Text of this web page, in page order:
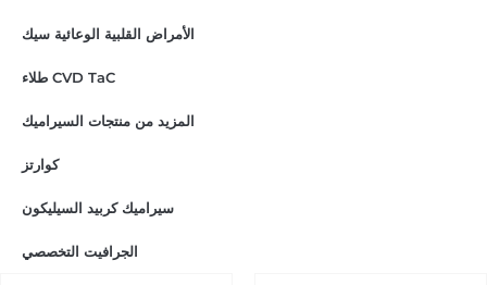
الأمراض القلبية الوعائية سيك
طلاء CVD TaC
المزيد من منتجات السيراميك
كوارتز
سيراميك كربيد السيليكون
الجرافيت التخصصي